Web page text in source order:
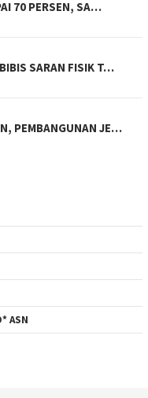
70 PERSEN, SA…
SARAN FISIK T…
PEMBANGUNAN JE…
ASN